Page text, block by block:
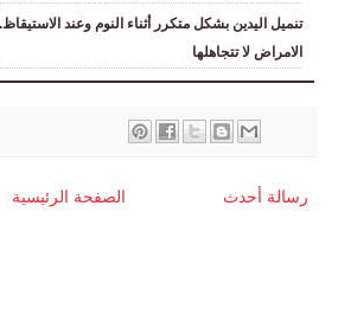
تنميل اليدين بشكل متكرر أثناء النوم وعند
الامراض لا تتجاهلها
رسالة أحدث الصفحة الرئيسية